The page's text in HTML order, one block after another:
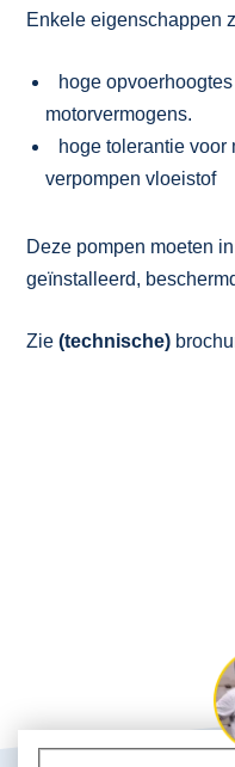
Enkele eigenschappen
hoge
motorvermogens.
hoge tolerantie voor
verpompen vloeistof
Deze pompen moeten
geïnstalleerd,
Zie (technische)